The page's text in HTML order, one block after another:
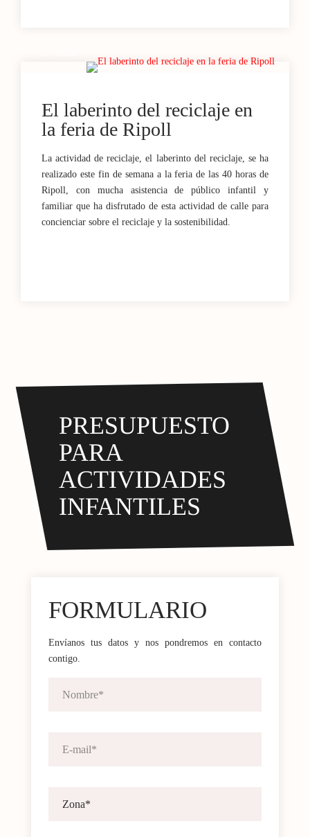
El laberinto del reciclaje en
la feria de Ripoll
La actividad de reciclaje, el laberinto del reciclaje, se ha
realizado este fin de semana a la feria de las 40 horas de
Ripoll, con mucha asistencia de público infantil y
familiar que ha disfrutado de esta actividad de calle para
concienciar sobre el reciclaje y la sostenibilidad.
PRESUPUESTO
PARA
ACTIVIDADES
INFANTILES
FORMULARIO
Envíanos tus datos y nos pondremos en contacto
contigo.